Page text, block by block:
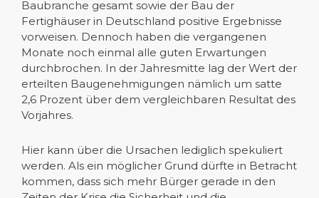
Baubranche gesamt sowie der Bau der
Fertighäuser in Deutschland positive Ergebnisse
vorweisen. Dennoch haben die vergangenen
Monate noch einmal alle guten Erwartungen
durchbrochen. In der Jahresmitte lag der Wert der
erteilten Baugenehmigungen nämlich um satte
2,6 Prozent über dem vergleichbaren Resultat des
Vorjahres.
Hier kann über die Ursachen lediglich spekuliert
werden. Als ein möglicher Grund dürfte in Betracht
kommen, dass sich mehr Bürger gerade in den